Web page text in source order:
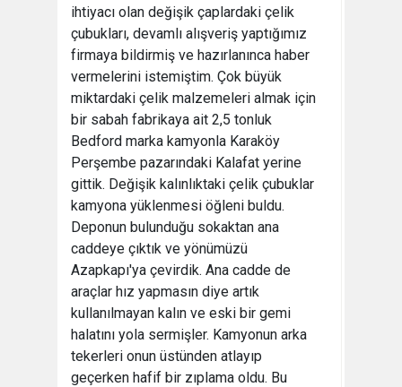
ihtiyacı olan değişik çaplardaki çelik
çubukları, devamlı alışveriş yaptığımız
firmaya bildirmiş ve hazırlanınca haber
vermelerini istemiştim. Çok büyük
miktardaki çelik malzemeleri almak için
bir sabah fabrikaya ait 2,5 tonluk
Bedford marka kamyonla Karaköy
Perşembe pazarındaki Kalafat yerine
gittik. Değişik kalınlıktaki çelik çubuklar
kamyona yüklenmesi öğleni buldu.
Deponun bulunduğu sokaktan ana
caddeye çıktık ve yönümüzü
Azapkapı'ya çevirdik. Ana cadde de
araçlar hız yapmasın diye artık
kullanılmayan kalın ve eski bir gemi
halatını yola sermişler. Kamyonun arka
tekerleri onun üstünden atlayıp
geçerken hafif bir zıplama oldu. Bu